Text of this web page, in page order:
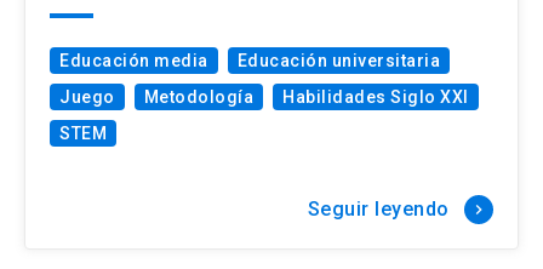
Educación media
Educación universitaria
Juego
Metodología
Habilidades Siglo XXI
STEM
Seguir leyendo keyboard_arrow_right